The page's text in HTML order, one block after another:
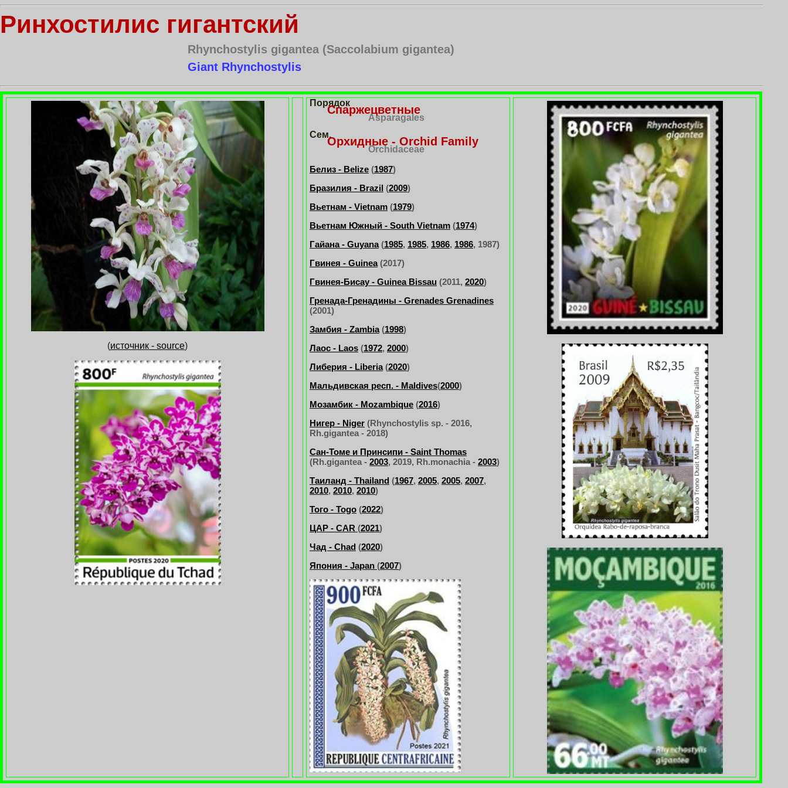
Ринхостилис гигантский
Rhynchostylis gigantea (Saccolabium gigantea)
Giant Rhynchostylis
(источник - source)
Порядок
Спаржецветные
Asparagales
Сем.
Орхидные - Orchid Family
Orchidaceae
Белиз - Belize (1987)
Бразилия - Brazil (2009)
Вьетнам - Vietnam (1979)
Вьетнам Южный - South Vietnam (1974)
Гайана - Guyana(1985, 1985, 1986, 1986, 1987)
Гвинея - Guinea(2017)
Гвинея-Бисау - Guinea Bissau (2011, 2020)
Гренада-Гренадины - Grenades Grenadines
(2001)
Замбия - Zambia(1998)
Лаос - Laos (1972, 2000)
Либерия - Liberia (2020)
Мальдивская респ. - Maldives(2000)
Мозамбик - Mozambique (2016)
Нигер - Niger (Rhynchostylis sp. - 2016,
Rh.gigantea - 2018)
Сан-Томе и Принсипи - Saint Thomas
(Rh.gigantea - 2003, 2019, Rh.monachia - 2003)
Таиланд - Thailand (1967, 2005, 2005, 2007,
2010, 2010, 2010)
Того - Togo (2022)
ЦАР - CAR (2021)
Чад - Chad (2020)
Япония - Japan (2007)